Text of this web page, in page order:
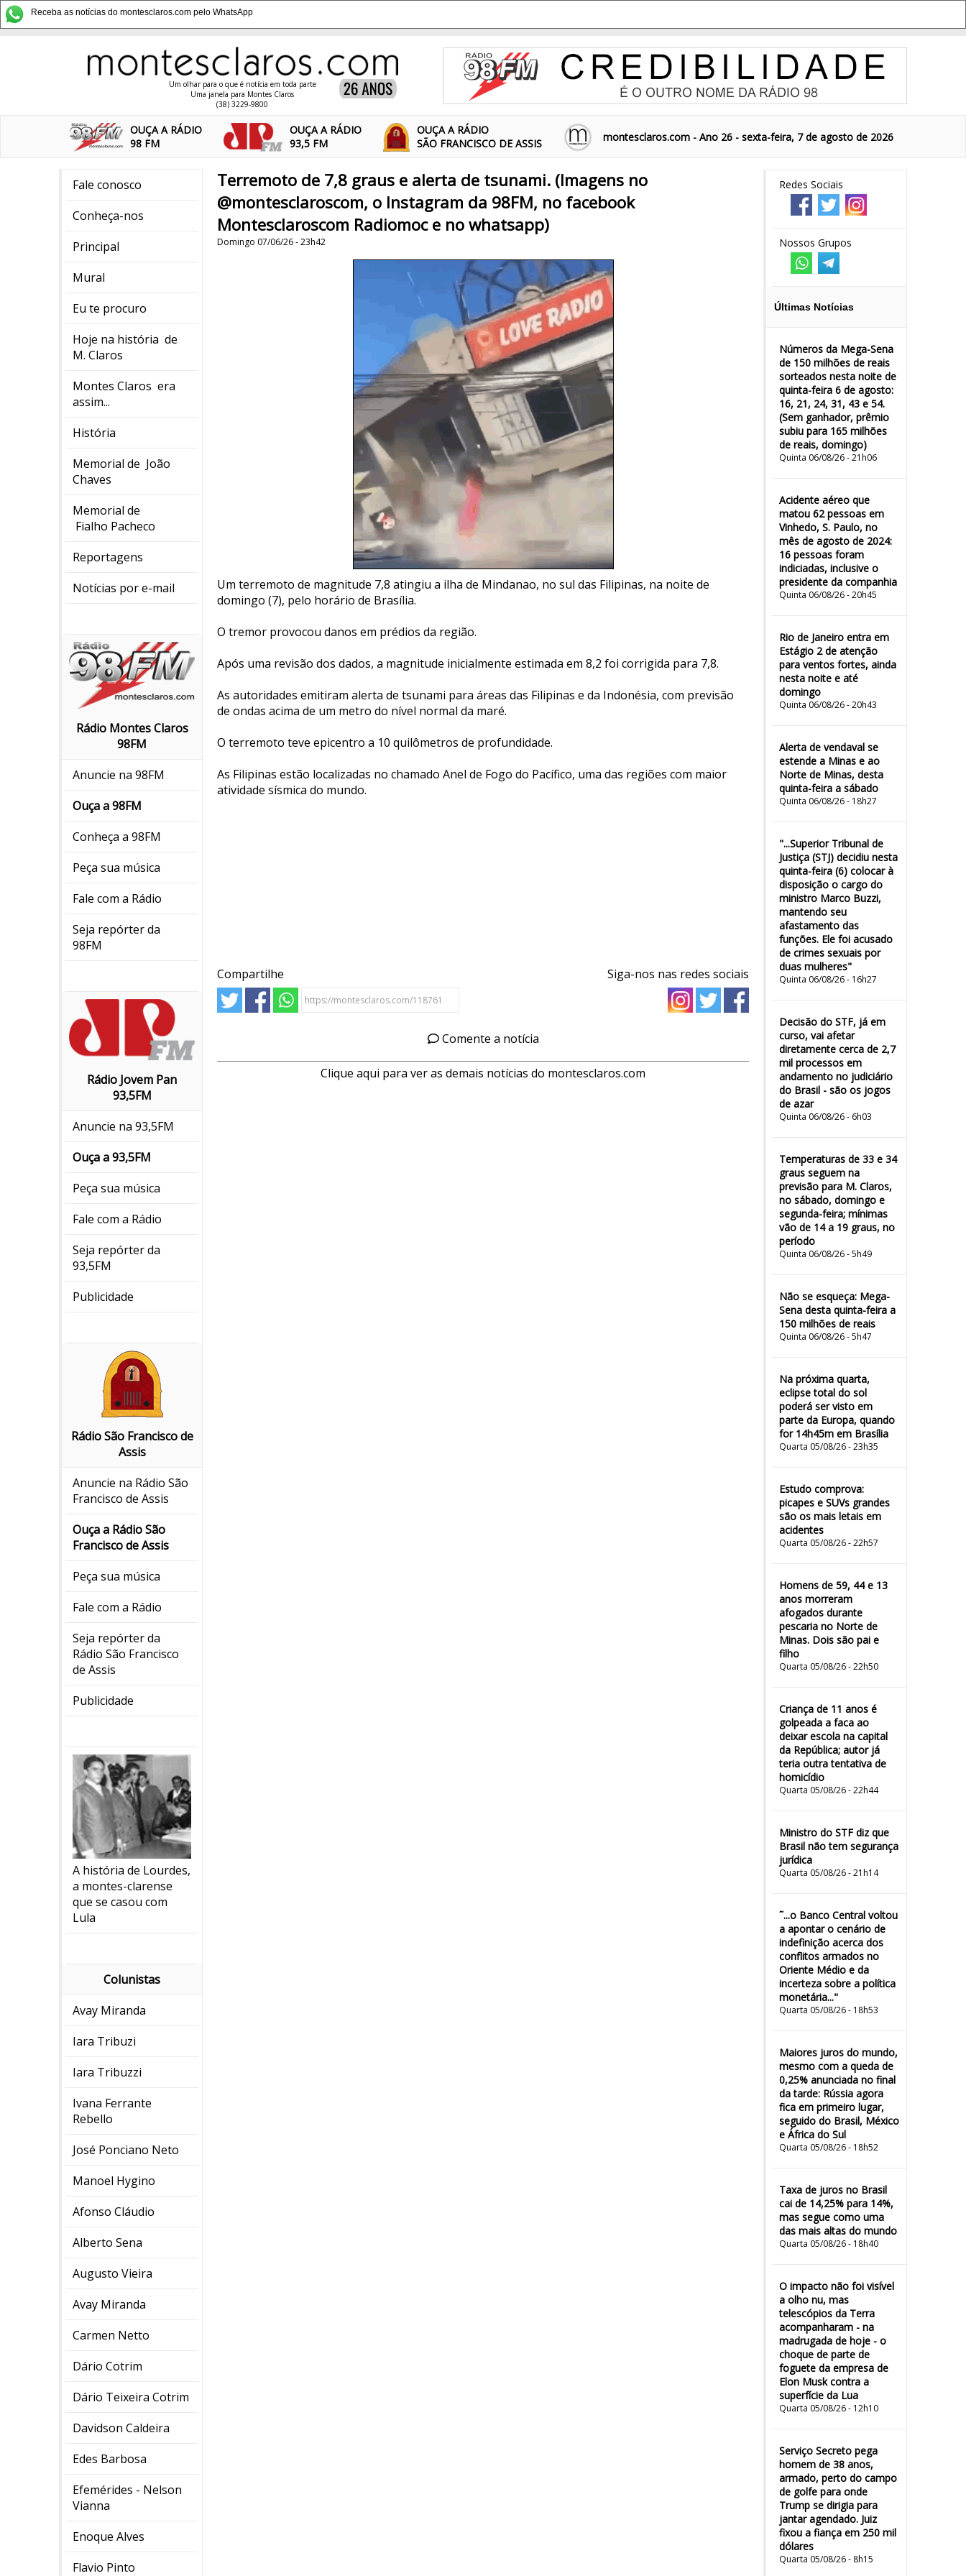
Receba as notícias do montesclaros.com pelo WhatsApp
Um olhar para o que é notícia em toda parte
Uma janela para Montes Claros
(38) 3229-9800
OUÇA A RÁDIO
98 FM
OUÇA A RÁDIO
93,5 FM
OUÇA A RÁDIO
SÃO FRANCISCO DE ASSIS
montesclaros.com - Ano 26 - sexta-feira, 7 de agosto de 2026
Fale conosco
Conheça-nos
Principal
Mural
Eu te procuro
Hoje na história de
M. Claros
Montes Claros era
assim...
História
Memorial de João
Chaves
Memorial de
Fialho Pacheco
Reportagens
Notícias por e-mail
Rádio Montes Claros
98FM
Anuncie na 98FM
Ouça a 98FM
Conheça a 98FM
Peça sua música
Fale com a Rádio
Seja repórter da
98FM
Rádio Jovem Pan
93,5FM
Anuncie na 93,5FM
Ouça a 93,5FM
Peça sua música
Fale com a Rádio
Seja repórter da
93,5FM
Publicidade
Rádio São Francisco de
Assis
Anuncie na Rádio São
Francisco de Assis
Ouça a Rádio São
Francisco de Assis
Peça sua música
Fale com a Rádio
Seja repórter da
Rádio São Francisco
de Assis
Publicidade
A história de Lourdes,
a montes-clarense
que se casou com
Lula
Colunistas
Avay Miranda
Iara Tribuzi
Iara Tribuzzi
Ivana Ferrante
Rebello
José Ponciano Neto
Manoel Hygino
Afonso Cláudio
Alberto Sena
Augusto Vieira
Avay Miranda
Carmen Netto
Dário Cotrim
Dário Teixeira Cotrim
Davidson Caldeira
Edes Barbosa
Efemérides - Nelson
Vianna
Enoque Alves
Flavio Pinto
Redes Sociais
Nossos Grupos
Últimas Notícias
Números da Mega-Sena
de 150 milhões de reais
sorteados nesta noite de
quinta-feira 6 de agosto:
16, 21, 24, 31, 43 e 54.
(Sem ganhador, prêmio
subiu para 165 milhões
de reais, domingo)
Quinta 06/08/26 - 21h06
Acidente aéreo que
matou 62 pessoas em
Vinhedo, S. Paulo, no
mês de agosto de 2024:
16 pessoas foram
indiciadas, inclusive o
presidente da companhia
Quinta 06/08/26 - 20h45
Rio de Janeiro entra em
Estágio 2 de atenção
para ventos fortes, ainda
nesta noite e até
domingo
Quinta 06/08/26 - 20h43
Alerta de vendaval se
estende a Minas e ao
Norte de Minas, desta
quinta-feira a sábado
Quinta 06/08/26 - 18h27
"...Superior Tribunal de
Justiça (STJ) decidiu nesta
quinta-feira (6) colocar à
disposição o cargo do
ministro Marco Buzzi,
mantendo seu
afastamento das
funções. Ele foi acusado
de crimes sexuais por
duas mulheres"
Quinta 06/08/26 - 16h27
Decisão do STF, já em
curso, vai afetar
diretamente cerca de 2,7
mil processos em
andamento no judiciário
do Brasil - são os jogos
de azar
Quinta 06/08/26 - 6h03
Temperaturas de 33 e 34
graus seguem na
previsão para M. Claros,
no sábado, domingo e
segunda-feira; mínimas
vão de 14 a 19 graus, no
período
Quinta 06/08/26 - 5h49
Não se esqueça: Mega-
Sena desta quinta-feira a
150 milhões de reais
Quinta 06/08/26 - 5h47
Na próxima quarta,
eclipse total do sol
poderá ser visto em
parte da Europa, quando
for 14h45m em Brasília
Quarta 05/08/26 - 23h35
Estudo comprova:
picapes e SUVs grandes
são os mais letais em
acidentes
Quarta 05/08/26 - 22h57
Homens de 59, 44 e 13
anos morreram
afogados durante
pescaria no Norte de
Minas. Dois são pai e
filho
Quarta 05/08/26 - 22h50
Criança de 11 anos é
golpeada a faca ao
deixar escola na capital
da República; autor já
teria outra tentativa de
homicídio
Quarta 05/08/26 - 22h44
Ministro do STF diz que
Brasil não tem segurança
jurídica
Quarta 05/08/26 - 21h14
˜...o Banco Central voltou
a apontar o cenário de
indefinição acerca dos
conflitos armados no
Oriente Médio e da
incerteza sobre a política
monetária..."
Quarta 05/08/26 - 18h53
Maiores juros do mundo,
mesmo com a queda de
0,25% anunciada no final
da tarde: Rússia agora
fica em primeiro lugar,
seguido do Brasil, México
e África do Sul
Quarta 05/08/26 - 18h52
Taxa de juros no Brasil
cai de 14,25% para 14%,
mas segue como uma
das mais altas do mundo
Quarta 05/08/26 - 18h40
O impacto não foi visível
a olho nu, mas
telescópios da Terra
acompanharam - na
madrugada de hoje - o
choque de parte de
foguete da empresa de
Elon Musk contra a
superfície da Lua
Quarta 05/08/26 - 12h10
Serviço Secreto pega
homem de 38 anos,
armado, perto do campo
de golfe para onde
Trump se dirigia para
jantar agendado. Juiz
fixou a fiança em 250 mil
dólares
Quarta 05/08/26 - 8h15
Terremoto de 7,8 graus e alerta de tsunami. (Imagens no
@montesclaroscom, o Instagram da 98FM, no facebook
Montesclaroscom Radiomoc e no whatsapp)
Domingo 07/06/26 - 23h42
Um terremoto de magnitude 7,8 atingiu a ilha de Mindanao, no sul das Filipinas, na noite de
domingo (7), pelo horário de Brasília.
O tremor provocou danos em prédios da região.
Após uma revisão dos dados, a magnitude inicialmente estimada em 8,2 foi corrigida para 7,8.
As autoridades emitiram alerta de tsunami para áreas das Filipinas e da Indonésia, com previsão
de ondas acima de um metro do nível normal da maré.
O terremoto teve epicentro a 10 quilômetros de profundidade.
As Filipinas estão localizadas no chamado Anel de Fogo do Pacífico, uma das regiões com maior
atividade sísmica do mundo.
Compartilhe Siga-nos nas redes sociais
Comente a notícia
Clique aqui para ver as demais notícias do montesclaros.com